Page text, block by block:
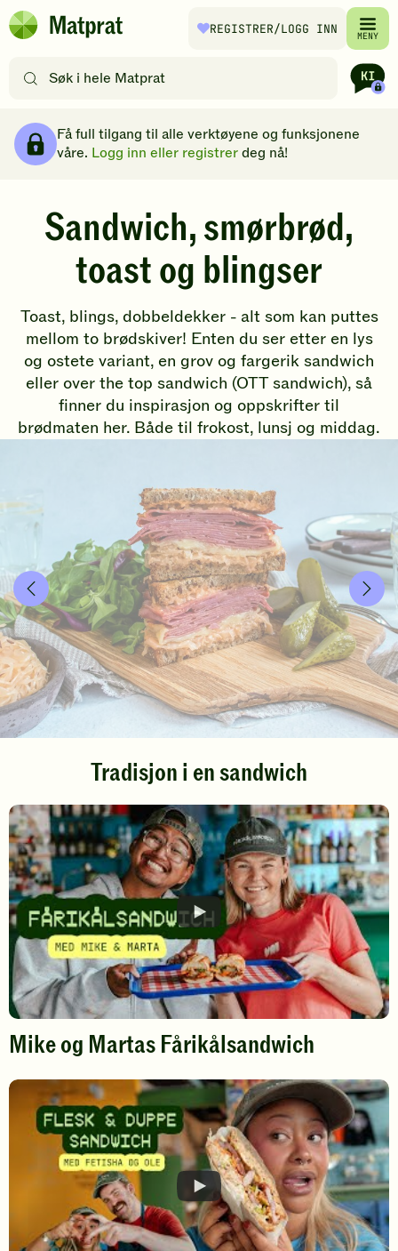
Hopp til hovedinnhold
Matprat
REGISTRER/LOGG INN MENY
etter
filtre
Få full tilgang til alle verktøyene og funksjonene
våre. Logg inn eller registrerdeg nå!
Sandwich, smørbrød,
toast og blingser
Toast, blings, dobbeldekker - alt som kan puttes
mellom to brødskiver! Enten du ser etter en lys
og ostete variant, en grov og fargerik sandwich
eller over the top sandwich (OTT sandwich), så
finner du inspirasjon og oppskrifter til
brødmaten her. Både til frokost, lunsj og middag.
Tradisjon i en sandwich
Mike og Martas Fårikålsandwich
Spill
av
video